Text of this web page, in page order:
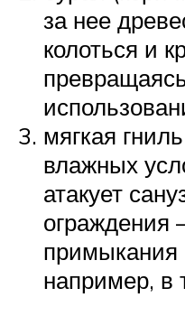
за нее
колоться и
мягкая
влажных
атакует
ограждения
примыкания
например, в